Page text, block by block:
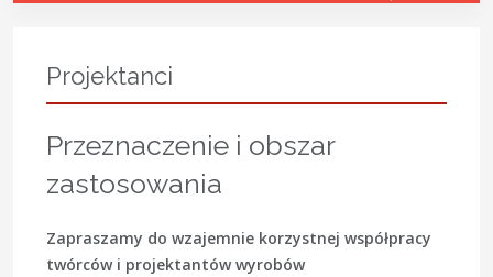
Projektanci
Przeznaczenie i obszar
zastosowania
Zapraszamy do wzajemnie korzystnej współpracy
twórców i projektantów wyrobów